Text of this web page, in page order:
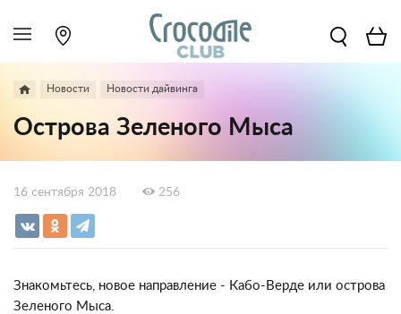
Новости Новости дайвинга
Острова Зеленого Мыса
16 сентября 2018 256
Знакомьтесь, новое направление - Кабо-Верде или острова
Зеленого Мыса.